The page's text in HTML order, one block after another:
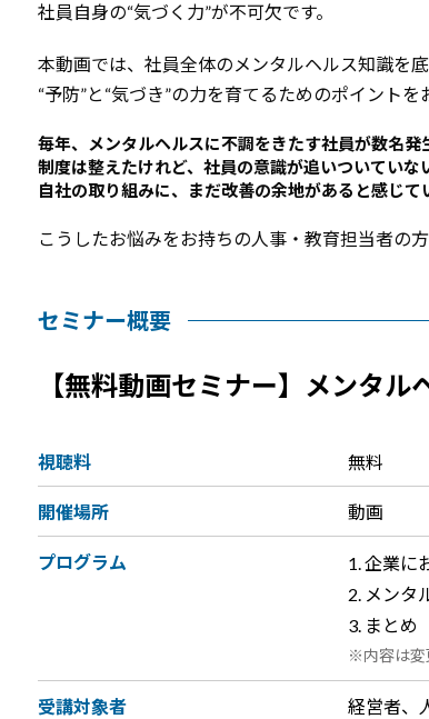
社員自身の“気づく力”が不可欠です。
本動画では、社員全体のメンタルヘルス知識を底
“予防”と“気づき”の力を育てるためのポイントを
毎年、メンタルヘルスに不調をきたす社員が数名発
制度は整えたけれど、社員の意識が追いついていな
自社の取り組みに、まだ改善の余地があると感じて
こうしたお悩みをお持ちの人事・教育担当者の
セミナー概要
【無料動画セミナー】メンタ
視聴料 無料
開催場所 動画
プログラム
企業に
メンタ
まとめ
内容は
受講対象者 経営者、